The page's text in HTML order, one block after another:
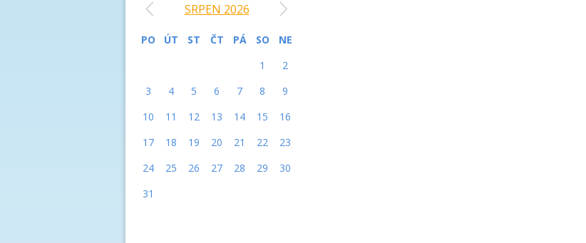
SRPEN 2026
PO ÚT ST ČT PÁ SO
NE
1
2
3
4 5 6 7 8
9
10
11 12 13 14 15
16
17
18 19 20 21 22
23
24
25 26 27 28 29
30
31